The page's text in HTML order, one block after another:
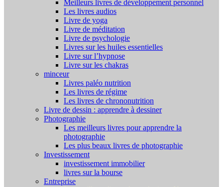
Meilleurs livres de développement personnel
Les livres audios
Livre de yoga
Livre de méditation
Livre de psychologie
Livres sur les huiles essentielles
Livre sur l’hypnose
Livre sur les chakras
minceur
Livres paléo nutrition
Les livres de régime
Les livres de chrononutrition
Livre de dessin : apprendre à dessiner
Photographie
Les meilleurs livres pour apprendre la
photographie
Les plus beaux livres de photographie
Investissement
investissement immobilier
livres sur la bourse
Entreprise